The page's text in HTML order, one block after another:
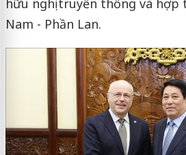
hữu nghị truyền thống và hợp
Nam - Phần Lan.